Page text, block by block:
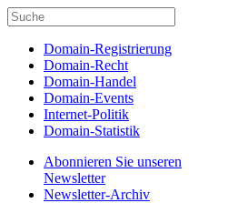
Domain-Registrierung
Domain-Recht
Domain-Handel
Domain-Events
Internet-Politik
Domain-Statistik
Abonnieren Sie unseren
Newsletter
Newsletter-Archiv